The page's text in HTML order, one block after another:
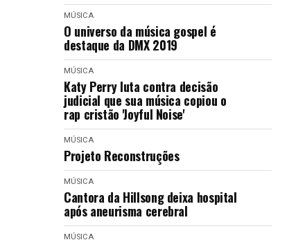
MÚSICA
O universo da música gospel é
destaque da DMX 2019
MÚSICA
Katy Perry luta contra decisão
judicial que sua música copiou o
rap cristão 'Joyful Noise'
MÚSICA
Projeto Reconstruções
MÚSICA
Cantora da Hillsong deixa hospital
após aneurisma cerebral
MÚSICA